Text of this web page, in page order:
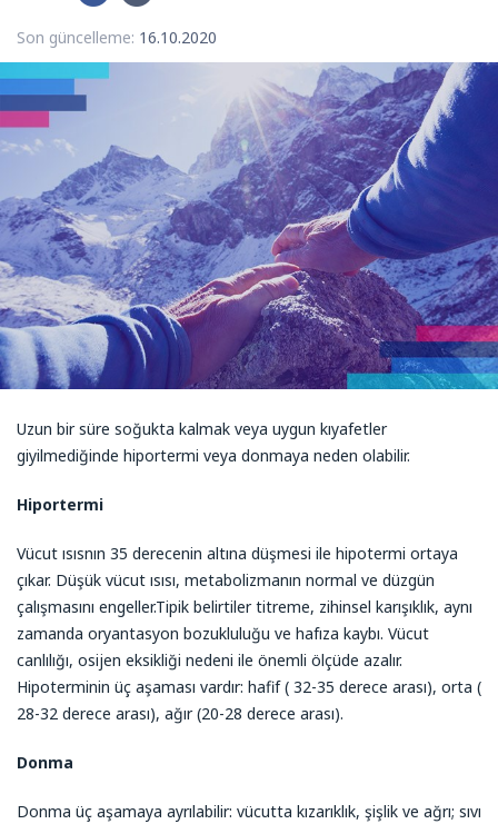
Son güncelleme: 16.10.2020
Uzun bir süre soğukta kalmak veya uygun kıyafetler
giyilmediğinde hiportermi veya donmaya neden olabilir.
Hiportermi
Vücut ısısnın 35 derecenin altına düşmesi ile hipotermi ortaya
çıkar. Düşük vücut ısısı, metabolizmanın normal ve düzgün
çalışmasını engeller.Tipik belirtiler titreme, zihinsel karışıklık, aynı
zamanda oryantasyon bozukluluğu ve hafıza kaybı. Vücut
canlılığı, osijen eksikliği nedeni ile önemli ölçüde azalır.
Hipoterminin üç aşaması vardır: hafif ( 32-35 derece arası), orta (
28-32 derece arası), ağır (20-28 derece arası).
Donma
Donma üç aşamaya ayrılabilir: vücutta kızarıklık, şişlik ve ağrı; sıvı